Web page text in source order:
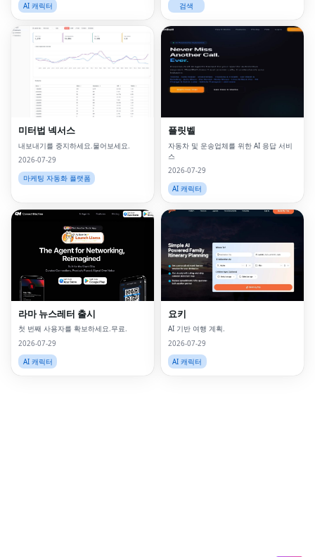
AI 캐릭터
검색
미터법 넥서스
내보내기를 중지하세요.물어보세요.
2026-07-29
마케팅 자동화 플랫폼
플릿벨
자동차 및 운송업체를 위한 AI 응답 서비
스
2026-07-29
AI 캐릭터
라마 뉴스레터 출시
첫 번째 사용자를 확보하세요.무료.
2026-07-29
AI 캐릭터
요키
AI 기반 여행 계획.
2026-07-29
AI 캐릭터